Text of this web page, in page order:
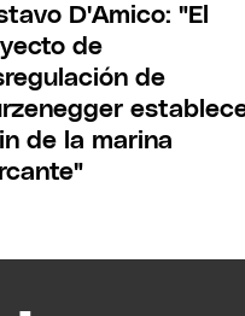
D'Amico: "El
de
de
de la marina